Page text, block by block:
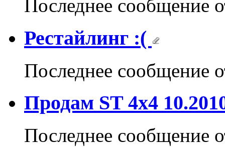
Последнее сообщение
Рестайлинг :(
Последнее сообщение
Продам ST 4х4
Последнее сообщение